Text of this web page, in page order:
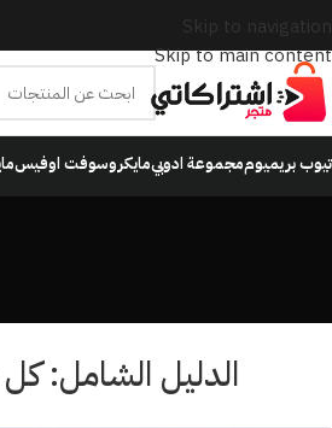
Skip to navigation
Skip to main content
بريميوممجموعة ادوبيمايكروسوفت اوفيس
الدليل الشامل: كل